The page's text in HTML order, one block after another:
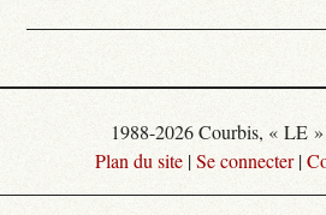
1988-2026 Courbis, « LE
Plan du site |Se connecter|